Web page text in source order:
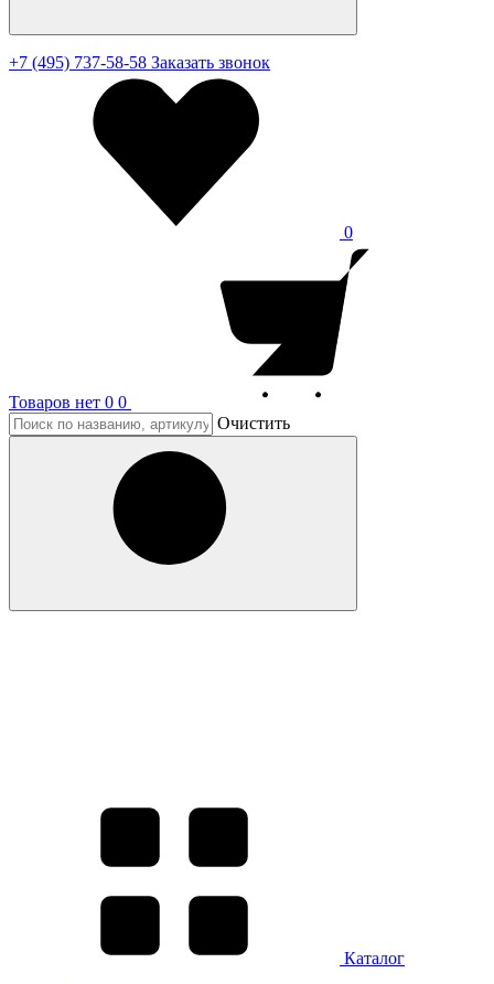
+7 (495) 737-58-58 Заказать звонок
0
Товаров нет 0 0
Очистить
Каталог